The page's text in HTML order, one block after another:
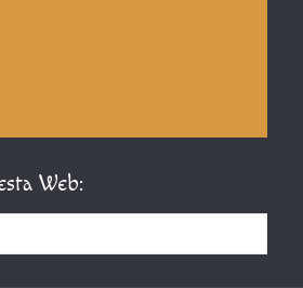
Web: